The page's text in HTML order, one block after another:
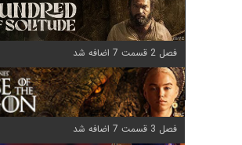
فصل 2 قسمت 7 اضافه شد
فصل 3 قسمت 7 اضافه شد